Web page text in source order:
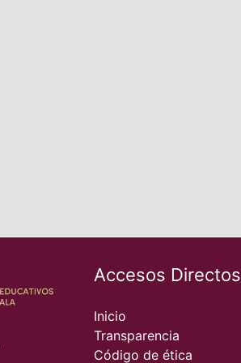
Accesos Directos
Inicio
Transparencia
Código de ética